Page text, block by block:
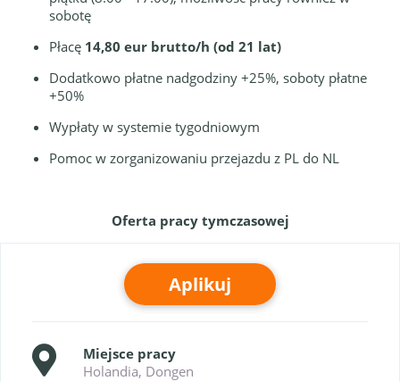
sobotę
Płacę 14,80 eur brutto/h (od 21 lat)
Dodatkowo płatne nadgodziny +25%, soboty płatne
+50%
Wypłaty w systemie tygodniowym
Pomoc w zorganizowaniu przejazdu z PL do NL
Oferta pracy tymczasowej
Aplikuj
Miejsce pracy
Holandia, Dongen